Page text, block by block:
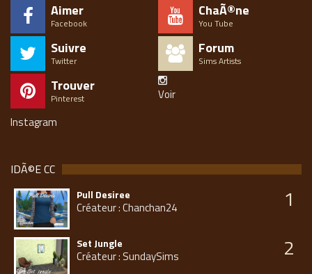
Aimer
Facebook
ChaÃ®ne
You Tube
Suivre
Twitter
Forum
Sims Artists
Trouver
Pinterest
Voir
Instagram
IDÃ©E CC
Pull Desiree
Créateur : Chanchan24 1
Set Jungle
Créateur : SundaySims 2